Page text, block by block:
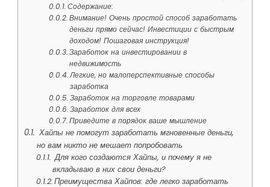
Содержание:
Внимание! Очень простой способ заработать
деньги прямо сейчас! Инвестиции с быстрым
доходом! Пошаговая инструкция!
Заработок на инвестировании в
недвижимость
Легкие, но малоперспективные способы
заработка
Заработок на торговле товарами
Заработок для всех
Приведите в порядок ваше мышление
Хайпы не помогут заработать мгновенные деньги,
но вам никто не мешает попробовать
Для кого создаются Хайпы, и почему я не
вкладываю в них свои деньги?
Преимущества Хайпов: где легко заработать